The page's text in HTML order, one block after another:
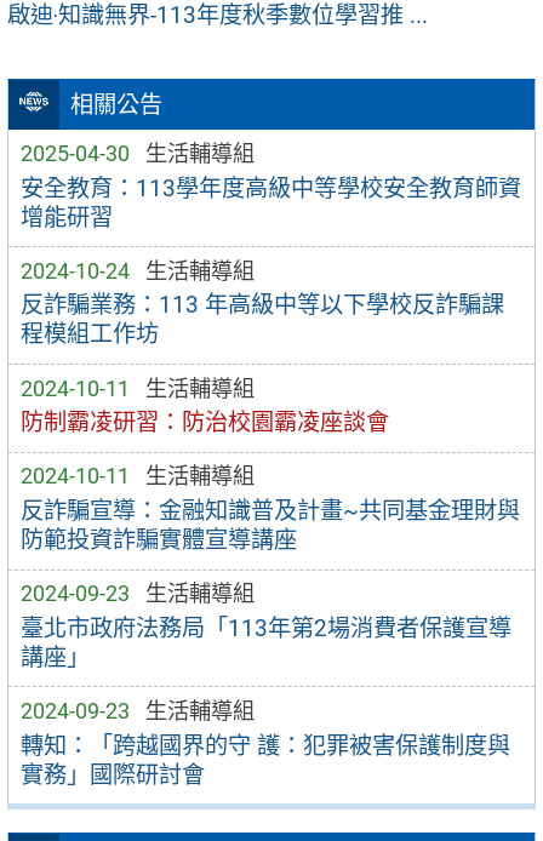
相關公告
2025-04-30 生活輔導組
安全教育：113學年度高級中等學校安全教育師資
增能研習
2024-10-24 生活輔導組
反詐騙業務：113 年高級中等以下學校反詐騙課
程模組工作坊
2024-10-11 生活輔導組
防制霸凌研習：防治校園霸凌座談會
2024-10-11 生活輔導組
反詐騙宣導：金融知識普及計畫~共同基金理財與
防範投資詐騙實體宣導講座
2024-09-23 生活輔導組
臺北市政府法務局「113年第2場消費者保護宣導
講座」
2024-09-23 生活輔導組
轉知：「跨越國界的守 護：犯罪被害保護制度與
實務」國際研討會
啟迪‧知識無界-113年度秋季數位學習推 ...